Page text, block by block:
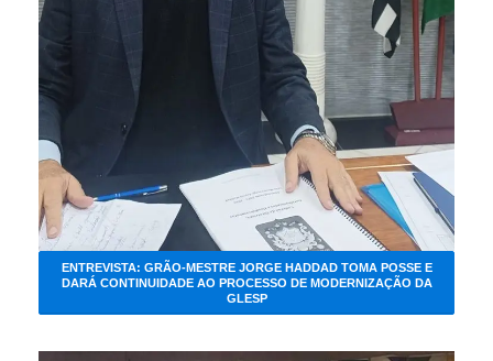
ENTREVISTA: GRÃO-MESTRE JORGE HADDAD TOMA POSSE E
DARÁ CONTINUIDADE AO PROCESSO DE MODERNIZAÇÃO DA
GLESP